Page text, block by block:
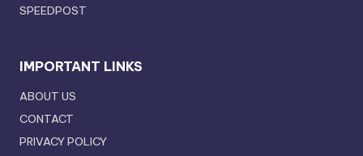
SPEEDPOST
IMPORTANT LINKS
ABOUT US
CONTACT
PRIVACY POLICY